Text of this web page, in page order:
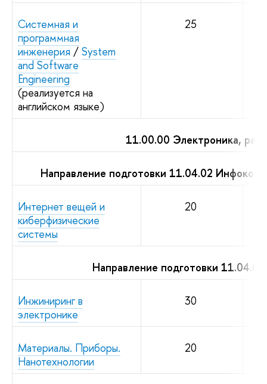
Системная и
программная
инженерия / System
and Software
Engineering
(реализуется на
английском языке)
25
11.00.00 Электроника,
Направление подготовки 11.04.02
Интернет вещей и
киберфизические
системы
20
Направление подготовки
Инжиниринг в
электронике
30
Материалы. Приборы.
Нанотехнологии
20